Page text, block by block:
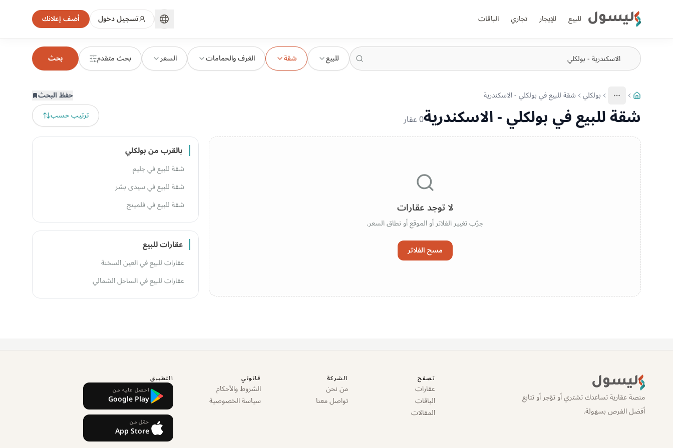
ليسول للبيع للإيجار تجاري الباقات تسجيل دخول أضف إعلانك
للبيع شقة الغرف والحمامات السعر بحث متقدم بحث
More
عرض المزيد من المسارات
بولكلي شقة للبيع في بولكلي - الاسكندرية حفظ البحث
شقة للبيع في بولكلي - الاسكندرية0عقار ترتيب حسب
لا توجد عقارات
جرّب تغيير الفلاتر أو الموقع أو نطاق السعر.
مسح الفلاتر
بالقرب من بولكلي
شقة للبيع في جليم
شقة للبيع في سيدى بشر
شقة للبيع في فلمينج
عقارات للبيع
عقارات للبيع في العين السخنة
عقارات للبيع في الساحل الشمالي
ليسول
منصة عقارية تساعدك تشتري أو تؤجر أو تتابع
أفضل الفرص بسهولة.
تصفح
عقارات
الباقات
المقالات
الشركة
من نحن
تواصل معنا
قانوني
الشروط والأحكام
سياسة الخصوصية
التطبيق
احصل عليه من
Google Play
حمّل من
App Store